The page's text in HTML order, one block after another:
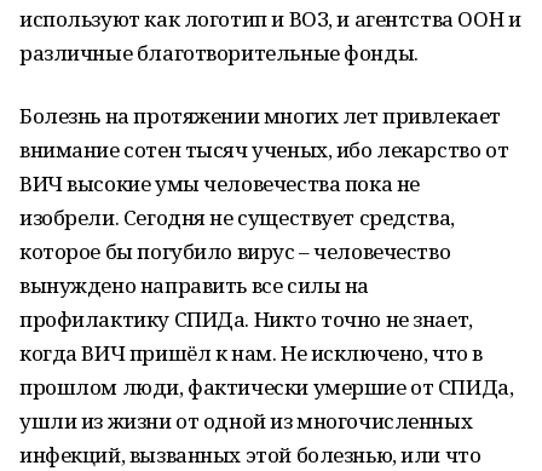
используют как логотип и ВОЗ, и агентства ООН и
различные благотворительные фонды.
Болезнь на протяжении многих лет привлекает
внимание сотен тысяч ученых, ибо лекарство от
ВИЧ высокие умы человечества пока не
изобрели. Сегодня не существует средства,
которое бы погубило вирус – человечество
вынуждено направить все силы на
профилактику СПИДа. Никто точно не знает,
когда ВИЧ пришёл к нам. Не исключено, что в
прошлом люди, фактически умершие от СПИДа,
ушли из жизни от одной из многочисленных
инфекций, вызванных этой болезнью, или что